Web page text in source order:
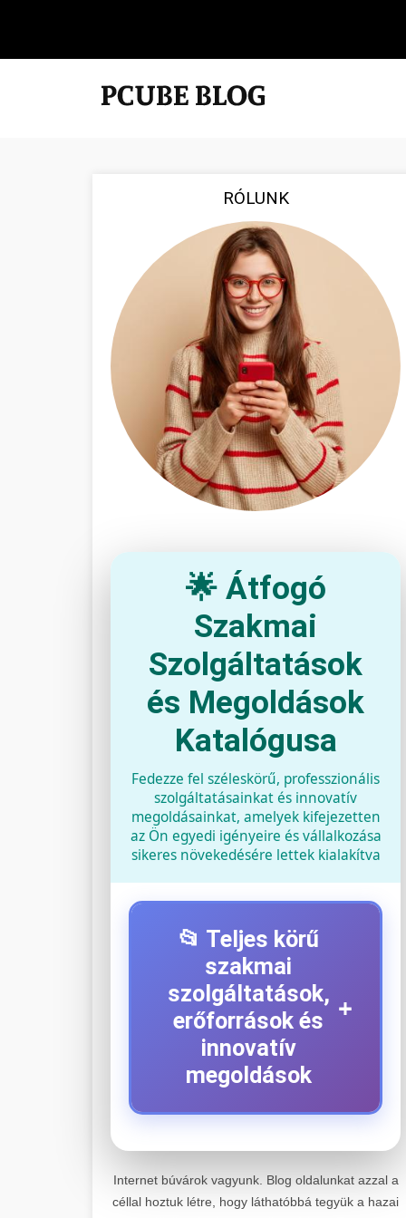
RÓLUNK
🌟 Átfogó
Szakmai
Szolgáltatások
és Megoldások
Katalógusa
Fedezze fel széleskörű, professzionális
szolgáltatásainkat és innovatív
megoldásainkat, amelyek kifejezetten
az Ön egyedi igényeire és vállalkozása
sikeres növekedésére lettek kialakítva
📂 Teljes körű
szakmai
szolgáltatások,
erőforrások és
innovatív
megoldások
+
+
Kiemelkedő szakértelemmel
Internet búvárok vagyunk. Blog oldalunkat azzal a
céllal hoztuk létre, hogy láthatóbbá tegyük a hazai